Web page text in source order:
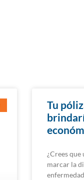
Tu
¿Crees
marcar la